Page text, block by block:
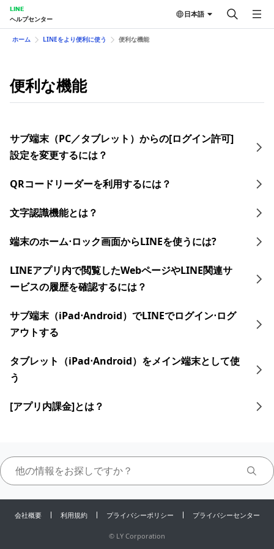
LINE
ヘルプセンター
日本語
ホーム LINEをより便利に使う 便利な機能
便利な機能
サブ端末（PC／タブレット）からの[ログイン許可]
設定を変更するには？
QRコードリーダーを利用するには？
文字認識機能とは？
端末のホーム⋅ロック画面からLINEを使うには?
LINEアプリ内で閲覧したWebページやLINE関連サ
ービスの履歴を確認するには？
サブ端末（iPad⋅Android）でLINEでログイン⋅ログ
アウトする
タブレット​​（iPad⋅Android）をメイン端末として使
う
[アプリ内課金]とは？
会社概要 利用規約 プライバシーポリシー プライバシーセンター
© LY Corporation